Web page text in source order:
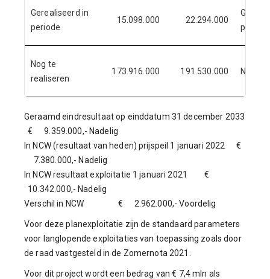
Gerealiseerd in
periode
15.098.000 22.294.000
periode
Nog te
realiseren
173.916.000 191.530.000 Nog te
Geraamd eindresultaat op einddatum 31 december 2033
€ 9.359.000,- Nadelig
In NCW (resultaat van heden) prijspeil 1 januari 2022 €
7.380.000,- Nadelig
In NCW resultaat exploitatie 1 januari 2021 €
10.342.000,- Nadelig
Verschil in NCW € 2.962.000,- Voordelig
Voor deze planexploitatie zijn de standaard parameters
voor langlopende exploitaties van toepassing zoals door
de raad vastgesteld in de Zomernota 2021.
Voor dit project wordt een bedrag van € 7,4 mln als